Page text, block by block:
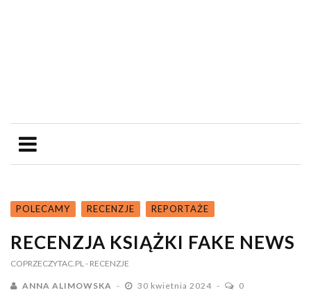
POLECAMY RECENZJE REPORTAŻE
RECENZJA KSIĄŻKI FAKE NEWS
COPRZECZYTAC.PL - RECENZJE
ANNA ALIMOWSKA 30 kwietnia 2024 0